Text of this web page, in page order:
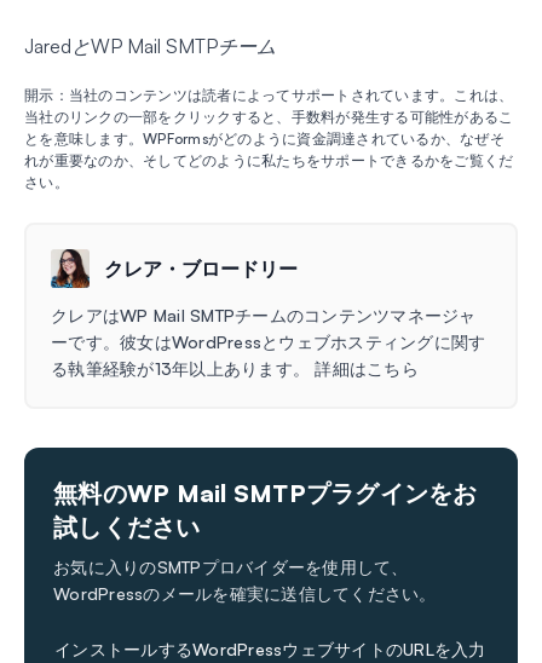
JaredとWP Mail SMTPチーム
開示：当社のコンテンツは読者によってサポートされています。これは、
当社のリンクの一部をクリックすると、手数料が発生する可能性があるこ
とを意味します。WPFormsがどのように資金調達されているか、なぜそ
れが重要なのか、そしてどのように私たちをサポートできるかをご覧くだ
さい。
クレア・ブロードリー
クレアはWP Mail SMTPチームのコンテンツマネージャ
ーです。彼女はWordPressとウェブホスティングに関す
る執筆経験が13年以上あります。 詳細はこちら
無料のWP Mail SMTPプラグインをお
試しください
お気に入りのSMTPプロバイダーを使用して、
WordPressのメールを確実に送信してください。
インストールするWordPressウェブサイトのURLを入力